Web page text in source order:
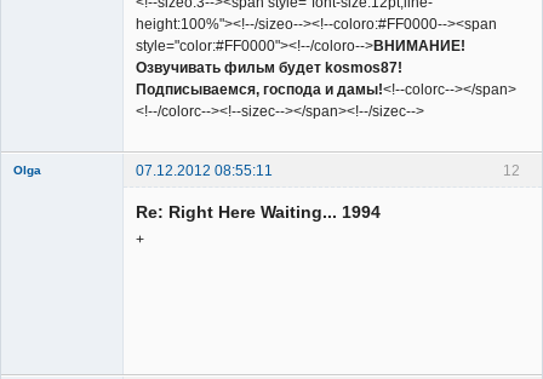
height:100%"><!--/sizeo--><!--coloro:#FF0000--><span
style="color:#FF0000"><!--/coloro-->ВНИМАНИЕ!
Озвучивать фильм будет kosmos87!
Подписываемся, господа и дамы!<!--colorc--></span>
<!--/colorc--><!--sizec--></span><!--/sizec-->
12
Olga 07.12.2012 08:55:11
Re: Right Here Waiting... 1994
+